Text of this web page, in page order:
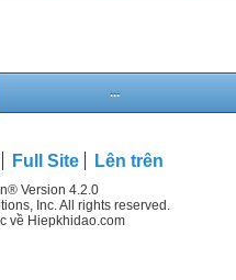
...
Full Site Lên trên
Version 4.2.0
Inc. All rights reserved.
về Hiepkhidao.com